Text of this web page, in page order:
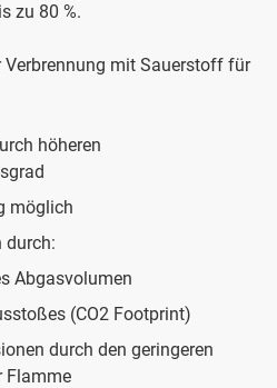
zu 80 %.
Verbrennung mit Sauerstoff für
höheren
möglich
durch:
Abgasvolumen
(CO2 Footprint)
durch den geringeren
Flamme